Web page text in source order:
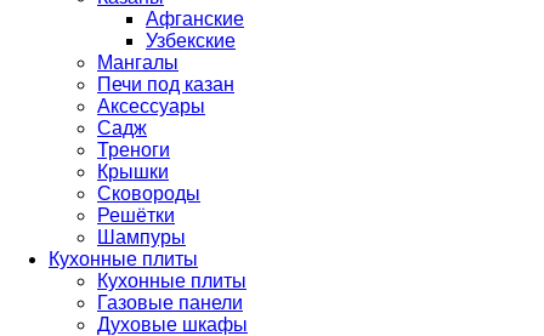
Афганские
Узбекские
Мангалы
Печи под казан
Аксессуары
Садж
Треноги
Крышки
Сковороды
Решётки
Шампуры
Кухонные плиты
Кухонные плиты
Газовые панели
Духовые шкафы